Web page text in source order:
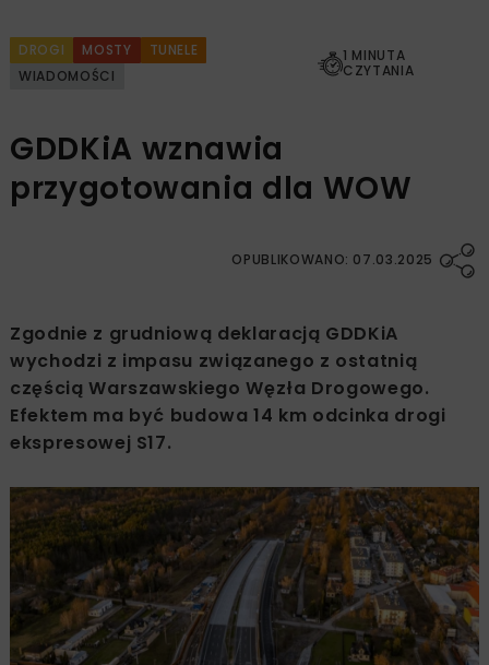
DROGI MOSTY
TUNELE
WIADOMOŚCI
1 MINUTA
CZYTANIA
GDDKiA wznawia
przygotowania dla WOW
OPUBLIKOWANO: 07.03.2025
Zgodnie z grudniową deklaracją GDDKiA
wychodzi z impasu związanego z ostatnią
częścią Warszawskiego Węzła Drogowego.
Efektem ma być budowa 14 km odcinka drogi
ekspresowej S17.